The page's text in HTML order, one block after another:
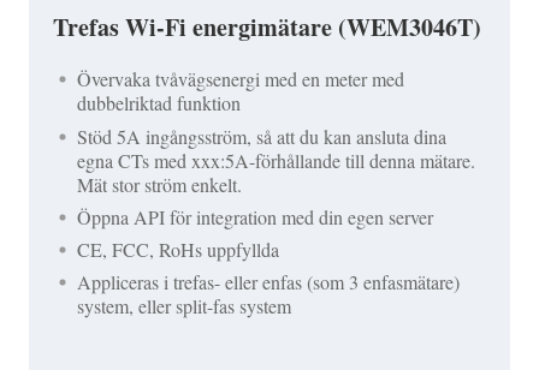
Trefas Wi-Fi energimätare (WEM3046T)
Övervaka tvåvägsenergi med en meter med
dubbelriktad funktion
Stöd 5A ingångsström, så att du kan ansluta dina
egna CTs med xxx:5A-förhållande till denna mätare.
Mät stor ström enkelt.
Öppna API för integration med din egen server
CE, FCC, RoHs uppfyllda
Appliceras i trefas- eller enfas (som 3 enfasmätare)
system, eller split-fas system